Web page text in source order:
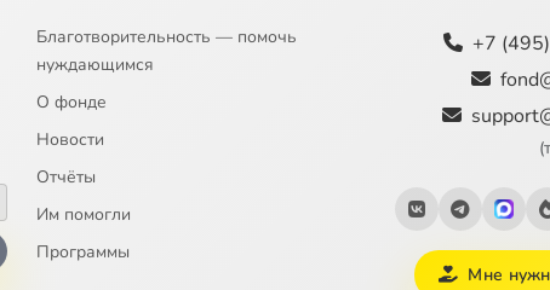
Благотворительность — помочь
нуждающимся
О фонде
Новости
Отчёты
Им помогли
Программы
+7
Мне